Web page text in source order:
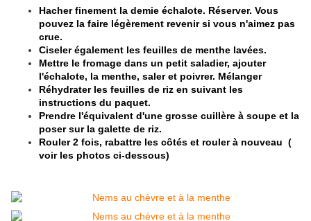
Hacher finement la demie échalote. Réserver. Vous
pouvez la faire légèrement revenir si vous n'aimez pas
crue.
Ciseler également les feuilles de menthe lavées.
Mettre le fromage dans un petit saladier, ajouter
l'échalote, la menthe, saler et poivrer. Mélanger
Réhydrater les feuilles de riz en suivant les
instructions du paquet.
Prendre l'équivalent d'une grosse cuillère à soupe et la
poser sur la galette de riz.
Rouler 2 fois, rabattre les côtés et rouler à nouveau (
voir les photos ci-dessous)